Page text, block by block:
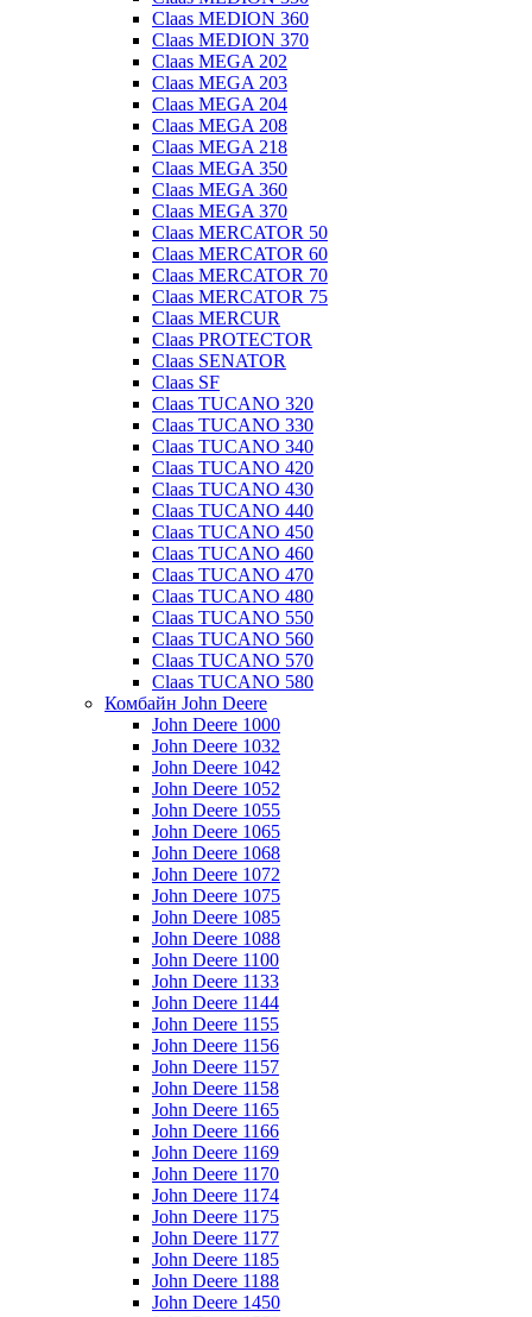
Claas MEDION 360
Claas MEDION 370
Claas MEGA 202
Claas MEGA 203
Claas MEGA 204
Claas MEGA 208
Claas MEGA 218
Claas MEGA 350
Claas MEGA 360
Claas MEGA 370
Claas MERCATOR 50
Claas MERCATOR 60
Claas MERCATOR 70
Claas MERCATOR 75
Claas MERCUR
Claas PROTECTOR
Claas SENATOR
Claas SF
Claas TUCANO 320
Claas TUCANO 330
Claas TUCANO 340
Claas TUCANO 420
Claas TUCANO 430
Claas TUCANO 440
Claas TUCANO 450
Claas TUCANO 460
Claas TUCANO 470
Claas TUCANO 480
Claas TUCANO 550
Claas TUCANO 560
Claas TUCANO 570
Claas TUCANO 580
Комбайн John Deere
John Deere 1000
John Deere 1032
John Deere 1042
John Deere 1052
John Deere 1055
John Deere 1065
John Deere 1068
John Deere 1072
John Deere 1075
John Deere 1085
John Deere 1088
John Deere 1100
John Deere 1133
John Deere 1144
John Deere 1155
John Deere 1156
John Deere 1157
John Deere 1158
John Deere 1165
John Deere 1166
John Deere 1169
John Deere 1170
John Deere 1174
John Deere 1175
John Deere 1177
John Deere 1185
John Deere 1188
John Deere 1450